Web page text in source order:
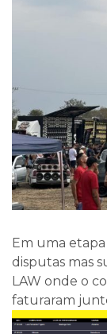
Em uma
disputas mas
LAW onde o
faturaram